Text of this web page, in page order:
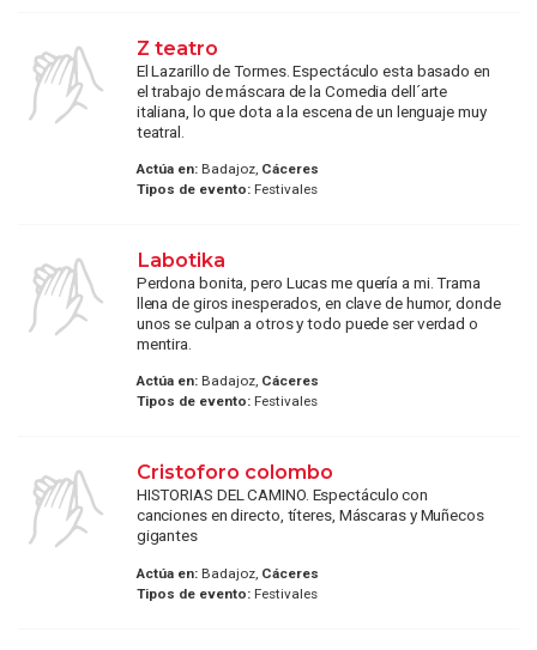
Z teatro
El Lazarillo de Tormes. Espectáculo esta basado en
el trabajo de máscara de la Comedia dell´arte
italiana, lo que dota a la escena de un lenguaje muy
teatral.
Actúa en:Badajoz, Cáceres
Tipos de evento:Festivales
Labotika
Perdona bonita, pero Lucas me quería a mi. Trama
llena de giros inesperados, en clave de humor, donde
unos se culpan a otros y todo puede ser verdad o
mentira.
Actúa en:Badajoz, Cáceres
Tipos de evento:Festivales
Cristoforo colombo
HISTORIAS DEL CAMINO. Espectáculo con
canciones en directo, títeres, Máscaras y Muñecos
gigantes
Actúa en:Badajoz, Cáceres
Tipos de evento:Festivales